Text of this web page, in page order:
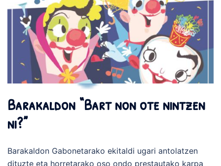
Barakaldon “Bart non ote nintzen
ni?”
Barakaldon Gabonetarako ekitaldi ugari antolatzen
dituzte eta horretarako oso ondo prestautako karpa